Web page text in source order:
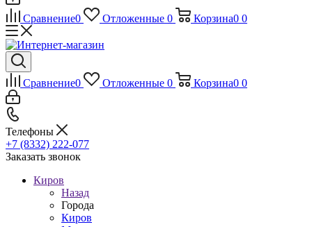
Сравнение0 Отложенные 0 Корзина0 0
Сравнение0 Отложенные 0 Корзина0 0
Телефоны
+7 (8332) 222-077
Заказать звонок
Киров
Назад
Города
Киров